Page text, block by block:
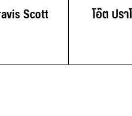
Scott โอ๊ต ปร